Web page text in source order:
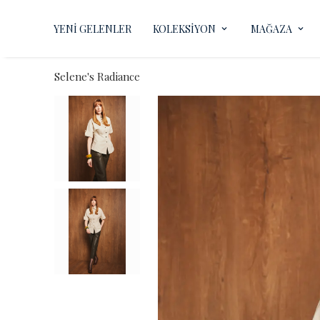
YENİ GELENLER KOLEKSİYON MAĞAZA
Selene's Radiance